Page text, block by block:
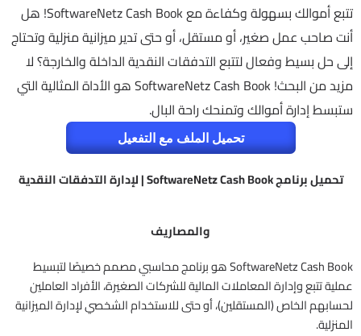
تتبع أموالك بسهولة وكفاءة مع SoftwareNetz Cash Book! هل
أنت صاحب عمل صغير، أو مستقل، أو حتى تدير ميزانية منزلية وتحتاج
إلى حل بسيط وفعال لتتبع التدفقات النقدية الداخلة والخارجة؟ لا
مزيد من البحث! SoftwareNetz Cash Book هو الأداة المثالية التي
ستبسط إدارة أموالك وتمنحك راحة البال.
تحميل الملف مع التفعيل
تحميل برنامج SoftwareNetz Cash Book | لإدارة التدفقات النقدية
والمصاريف
SoftwareNetz Cash Book هو برنامج محاسبي مصمم خصيصًا لتبسيط
عملية تتبع وإدارة المعاملات المالية للشركات الصغيرة، الأفراد العاملين
لحسابهم الخاص (المستقلين)، أو حتى للاستخدام الشخصي لإدارة الميزانية
المنزلية.